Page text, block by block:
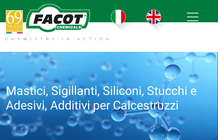
Mastici, Sigillanti, Siliconi, Stucchi e
Adesivi, Additivi per Calcestruzzi